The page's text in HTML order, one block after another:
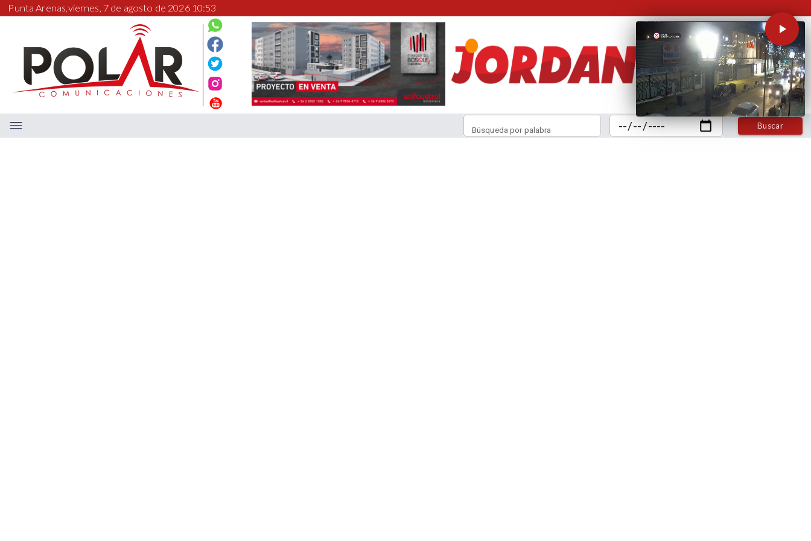
Punta Arenas,viernes, 7 de agosto de 2026 10:53
Buscar
Búsqueda por palabra